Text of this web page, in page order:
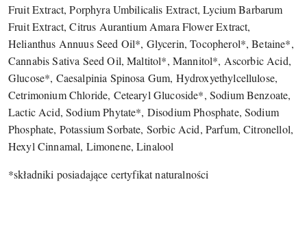
Fruit Extract, Porphyra Umbilicalis Extract, Lycium Barbarum
Fruit Extract, Citrus Aurantium Amara Flower Extract,
Helianthus Annuus Seed Oil*, Glycerin, Tocopherol*, Betaine*,
Cannabis Sativa Seed Oil, Maltitol*, Mannitol*, Ascorbic Acid,
Glucose*, Caesalpinia Spinosa Gum, Hydroxyethylcellulose,
Cetrimonium Chloride, Cetearyl Glucoside*, Sodium Benzoate,
Lactic Acid, Sodium Phytate*, Disodium Phosphate, Sodium
Phosphate, Potassium Sorbate, Sorbic Acid, Parfum, Citronellol,
Hexyl Cinnamal, Limonene, Linalool
*składniki posiadające certyfikat naturalności